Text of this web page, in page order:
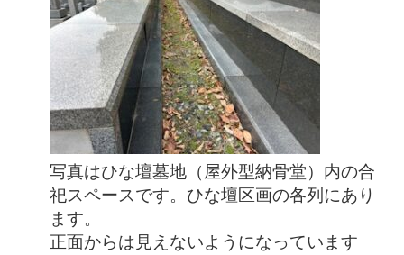
写真はひな壇墓地（屋外型納骨堂）内の合
祀スペースです。ひな壇区画の各列にあり
ます。
正面からは見えないようになっています